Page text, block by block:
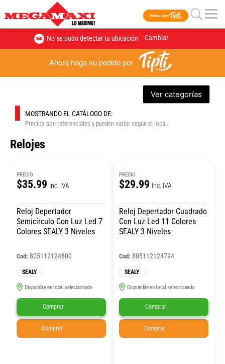
No se pudo detectar tu ubicación Cambiar
Ahora haga su pedido por
Ver categorías
MOSTRANDO EL CATÁLOGO DE:
Precios son referenciales y pueden variar según el local.
Relojes
PRECIO
$35.99 Inc. IVA
Reloj Depertador
Semicírculo Con Luz Led 7
Colores SEALY 3 Niveles
Cod: 805112124800
SEALY
Disponible en local seleccionado
Comprar
Comprar
PRECIO
$29.99 Inc. IVA
Reloj Depertador Cuadrado
Con Luz Led 11 Colores
SEALY 3 Niveles
Cod: 805112124794
SEALY
Disponible en local seleccionado
Comprar
Comprar